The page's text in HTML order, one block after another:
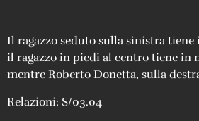
Il ragazzo seduto sulla sinistra
il ragazzo in piedi al centro tiene in
mentre Roberto Donetta, sulla
Relazioni: S/03.04